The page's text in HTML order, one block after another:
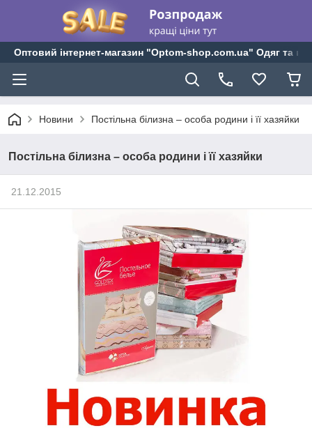
Оптовий інтернет-магазин "Optom-shop.com.ua" Одяг та
Новини Постільна білизна – особа родини і її хазяйки
Постільна білизна – особа родини і її хазяйки
21.12.2015